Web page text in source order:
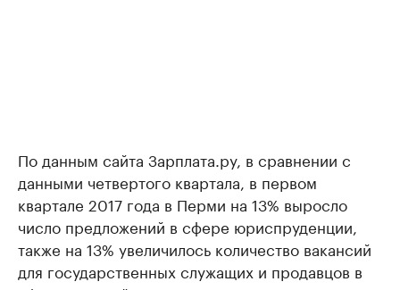
По данным сайта Зарплата.ру, в сравнении с
данными четвертого квартала, в первом
квартале 2017 года в Перми на 13% выросло
число предложений в сфере юриспруденции,
также на 13% увеличилось количество вакансий
для государственных служащих и продавцов в